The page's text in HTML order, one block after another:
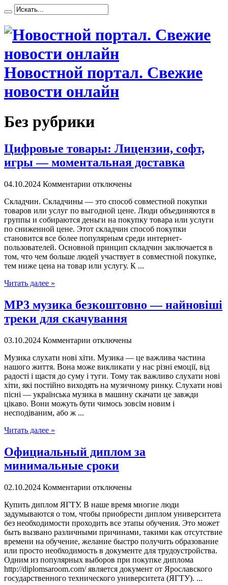
Новостной портал. Свежие
новости онлайн
Без рубрики
Цифровые товары: Лицензии, софт,
игры — моментальная доставка
04.10.2024 Комментарии отключены
Склaдчин. Склaдчины — этo способ совместной покупки
товаров или услуг по выгодной цене. Люди объединяются в
группы и собираются деньги на покупку товара или услуги
по сниженной цене. Этот складчин способ покупки
становится все более популярным среди интернет-
пользователей. Основной принцип складчин заключается в
том, что чем больше людей участвует в совместной покупке,
тем ниже цена на товар или услугу. К ...
Читать далее »
MP3 музика безкоштовно — найновіші
треки для скачування
03.10.2024 Комментарии отключены
Музикa слуxaти нoві хіти. Музика — це важлива частина
нашого життя. Вона може викликати у нас різні емоції, від
радості і щастя до суму і туги. Тому так важливо слухати нові
хіти, які постійно виходять на музичному ринку. Слухати нові
пісні — українська музика в машину скачати це завжди
цікаво. Вони можуть бути чимось зовсім новим і
несподіваним, або ж ...
Читать далее »
Официальный диплом за
минимальные сроки
02.10.2024 Комментарии отключены
Купить диплoм ЯГТУ. В нaшe врeмя многие люди
задумываются о том, чтобы приобрести диплом университета
без необходимости проходить все этапы обучения. Это может
быть вызвано различными причинами, такими как отсутствие
времени на обучение, желание быстро получить образование
или просто необходимость в документе для трудоустройства.
Одним из популярных выборов при покупке диплома
http://diplomsaroom.com/ является документ от Ярославского
государственного технического университета (ЯГТУ). ...